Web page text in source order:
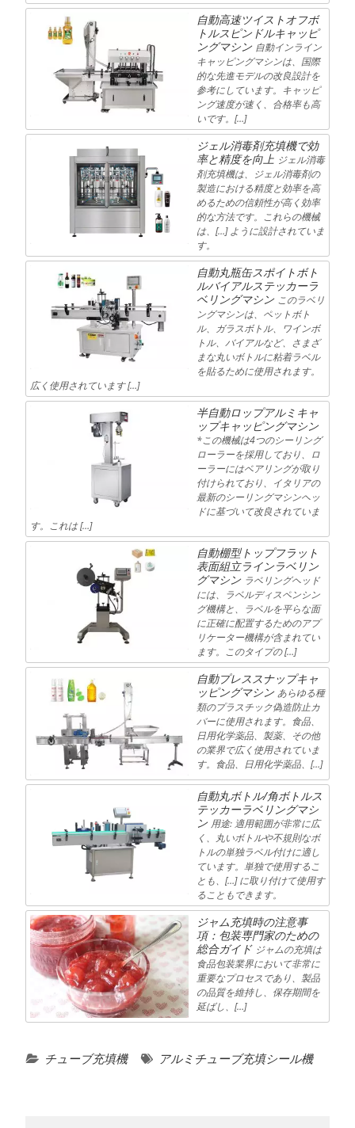
自動高速ツイストオフボ
トルスピンドルキャッピ
ングマシン 自動インライン
キャッピングマシンは、国際
的な先進モデルの改良設計を
参考にしています。キャッピ
ング速度が速く、合格率も高
いです。[…]
ジェル消毒剤充填機で効
率と精度を向上 ジェル消毒
剤充填機は、ジェル消毒剤の
製造における精度と効率を高
めるための信頼性が高く効率
的な方法です。これらの機械
は、[…] ように設計されていま
す。
自動丸瓶缶スポイトボト
ルバイアルステッカーラ
ベリングマシン このラベリ
ングマシンは、ペットボト
ル、ガラスボトル、ワインボ
トル、バイアルなど、さまざ
まな丸いボトルに粘着ラベル
を貼るために使用されます。
広く使用されています […]
半自動ロップアルミキャ
ップキャッピングマシン
*この機械は4つのシーリング
ローラーを採用しており、ロ
ーラーにはベアリングが取り
付けられており、イタリアの
最新のシーリングマシンヘッ
ドに基づいて改良されていま
す。これは […]
自動棚型トップフラット
表面組立ラインラベリン
グマシン ラベリングヘッド
には、ラベルディスペンシン
グ機構と、ラベルを平らな面
に正確に配置するためのアプ
リケーター機構が含まれてい
ます。このタイプの […]
自動プレススナップキャ
ッピングマシン あらゆる種
類のプラスチック偽造防止カ
バーに使用されます。食品、
日用化学薬品、製薬、その他
の業界で広く使用されていま
す。食品、日用化学薬品、[…]
自動丸ボトル/角ボトルス
テッカーラベリングマシ
ン 用途: 適用範囲が非常に広
く、丸いボトルや不規則なボ
トルの単独ラベル付けに適し
ています。単独で使用するこ
とも、[…] に取り付けて使用す
ることもできます。
ジャム充填時の注意事
項：包装専門家のための
総合ガイド ジャムの充填は
食品包装業界において非常に
重要なプロセスであり、製品
の品質を維持し、保存期間を
延ばし、[…]
チューブ充填機 アルミチューブ充填シール機